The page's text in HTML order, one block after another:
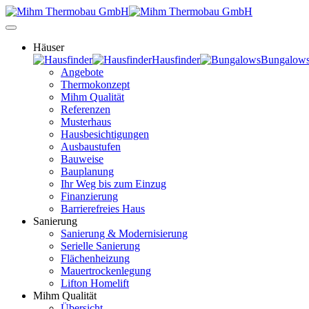
Häuser
Hausfinder
Angebote
Thermokonzept
Mihm Qualität
Referenzen
Musterhaus
Hausbesichtigungen
Ausbaustufen
Bauweise
Bauplanung
Ihr Weg bis zum Einzug
Finanzierung
Barrierefreies Haus
Sanierung
Sanierung & Modernisierung
Serielle Sanierung
Flächenheizung
Mauertrockenlegung
Lifton Homelift
Mihm Qualität